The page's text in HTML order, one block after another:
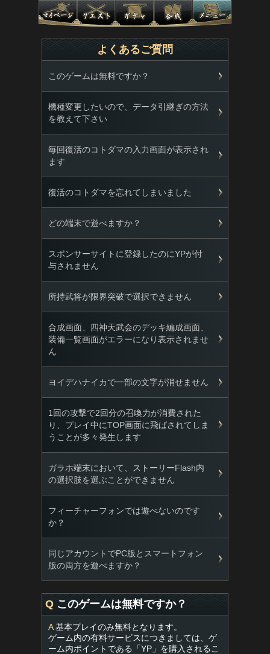
よくあるご質問
このゲームは無料ですか？
機種変更したいので、データ引継ぎの方法
を教えて下さい
毎回復活のコトダマの入力画面が表示され
ます
復活のコトダマを忘れてしまいました
どの端末で遊べますか？
スポンサーサイトに登録したのにYPが付
与されません
所持武将が限界突破で選択できません
合成画面、四神天武会のデッキ編成画面、
装備一覧画面がエラーになり表示されませ
ん
ヨイデハナイカで一部の文字が消せません
1回の攻撃で2回分の召喚力が消費された
り、プレイ中にTOP画面に飛ばされてしま
うことが多々発生します
ガラホ端末において、ストーリーFlash内
の選択肢を選ぶことができません
フィーチャーフォンでは遊べないのです
か？
同じアカウントでPC版とスマートフォン
版の両方を遊べますか？
Q このゲームは無料ですか？
A基本プレイのみ無料となります。
ゲーム内の有料サービスにつきましては、ゲ
ーム内ポイントである「YP」を購入されるこ